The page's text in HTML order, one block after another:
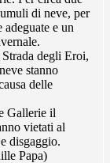
di neve, per
adeguate e un
degli Eroi,
stanno
delle
Gallerie il
vietati al
disgaggio.
Papa)